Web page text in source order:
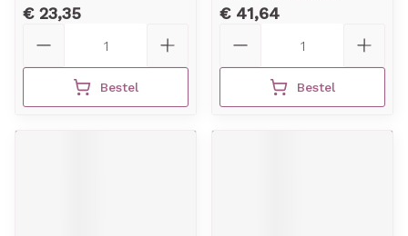
€ 23,35
Bestel
€ 41,64
Bestel